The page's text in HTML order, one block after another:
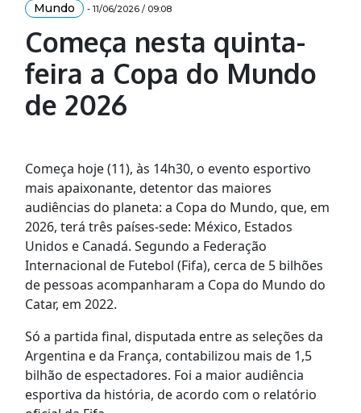
Mundo - 11/06/2026 / 09:08
Começa nesta quinta-
feira a Copa do Mundo
de 2026
Começa hoje (11), às 14h30, o evento esportivo
mais apaixonante, detentor das maiores
audiências do planeta: a Copa do Mundo, que, em
2026, terá três países-sede: México, Estados
Unidos e Canadá. Segundo a Federação
Internacional de Futebol (Fifa), cerca de 5 bilhões
de pessoas acompanharam a Copa do Mundo do
Catar, em 2022.
Só a partida final, disputada entre as seleções da
Argentina e da França, contabilizou mais de 1,5
bilhão de espectadores. Foi a maior audiência
esportiva da história, de acordo com o relatório